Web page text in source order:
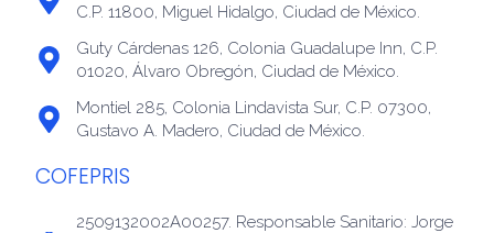
C.P. 11800, Miguel Hidalgo, Ciudad de México.
Guty Cárdenas 126, Colonia Guadalupe Inn, C.P.
01020, Álvaro Obregón, Ciudad de México.
Montiel 285, Colonia Lindavista Sur, C.P. 07300,
Gustavo A. Madero, Ciudad de México.
COFEPRIS
2509132002A00257. Responsable Sanitario: Jorge